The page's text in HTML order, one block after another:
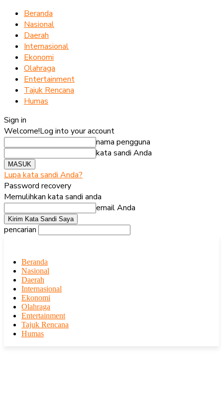
Beranda
Nasional
Daerah
Internasional
Ekonomi
Olahraga
Entertainment
Tajuk Rencana
Humas
Sign in
Welcome!Log into your account
nama pengguna
kata sandi Anda
Lupa kata sandi Anda?
Password recovery
Memulihkan kata sandi anda
email Anda
pencarian
Beranda
Nasional
Daerah
Internasional
Ekonomi
Olahraga
Entertainment
Tajuk Rencana
Humas